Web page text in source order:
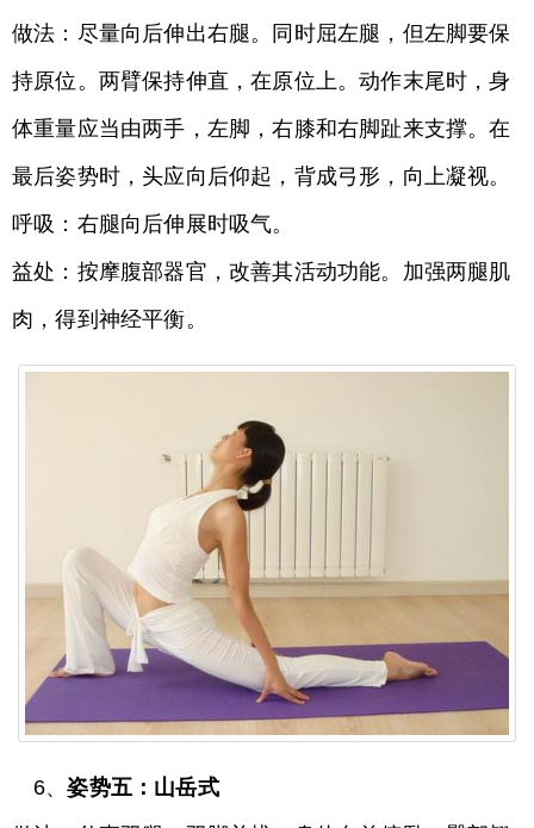
做法：尽量向后伸出右腿。同时屈左腿，但左脚要保
持原位。两臂保持伸直，在原位上。动作末尾时，身
体重量应当由两手，左脚，右膝和右脚趾来支撑。在
最后姿势时，头应向后仰起，背成弓形，向上凝视。
呼吸：右腿向后伸展时吸气。
益处：按摩腹部器官，改善其活动功能。加强两腿肌
肉，得到神经平衡。
6、姿势五：山岳式